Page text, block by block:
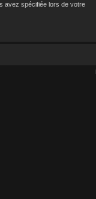
avez spécifiée lors de votre